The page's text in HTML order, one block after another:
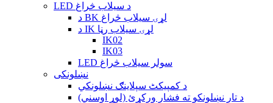
LED د سیلاب څراغ
د BK لړۍ سیلاب څراغ
د IK لړۍ سیلاب رڼا
IK02
IK03
LED سولر سیلاب څراغ
نښلونکی
د کمپیکٹ سپلاینګ نښلونکي
د تار نښلونکو ته فشار ورکړئ (لوړ اوسني)